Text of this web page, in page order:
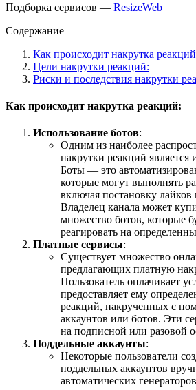
Подборка сервисов — ResizeWeb
Содержание
Как происходит накрутка
Цели накрутки реакций:
Риски и последствия накрутки
Как происходит накрутка реакций:
Использование ботов:
Одним из наиболее
накрутки реакций является
Боты — это
которые могут выполнять
включая постановку
Владелец канала может
множество ботов, которые
реагировать на
Платные сервисы:
Существует множество
предлагающих платную
Пользователь оплачивает
предоставляет ему
реакций, накрученных с
аккаунтов или ботов. Эти
на подписной или разовой
Поддельные аккаунты:
Некоторые пользователи
поддельных аккаунтов
автоматических